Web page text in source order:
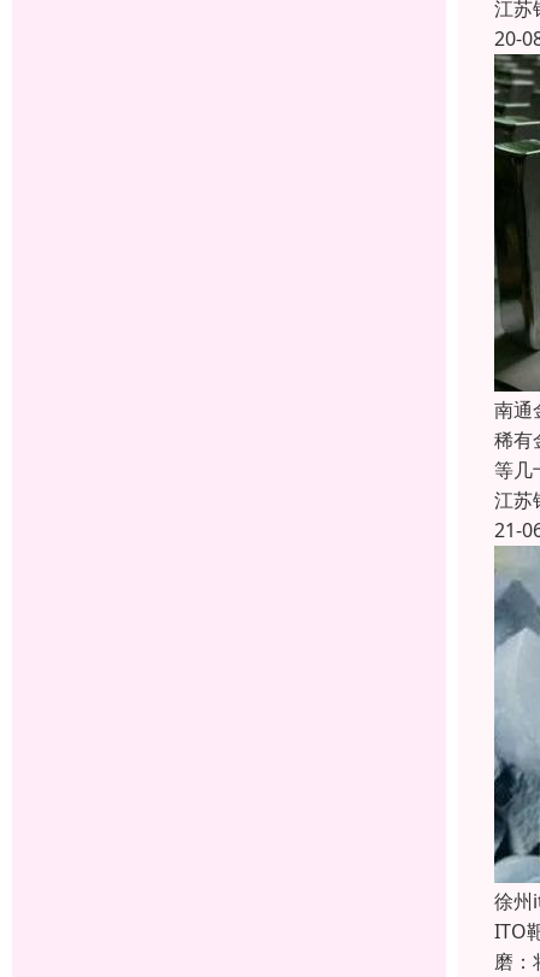
江苏
20-
南通
稀有
等几
江苏
21-
徐州
ITO
磨：